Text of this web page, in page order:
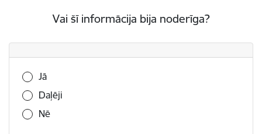
Vai šī informācija bija noderīga?
Vai šī informācija bija noderīga?
Jā
Daļēji
Nē